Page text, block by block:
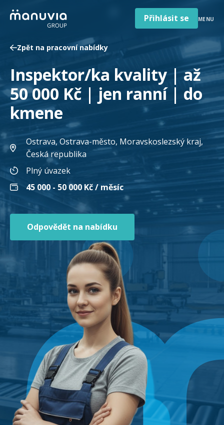
Pro firmy a zaměstnavatele
Čeština
Jazyk
Česká republika
Země
/
region
Přihlásit se MENU
Zpět na pracovní nabídky
Inspektor/ka kvality | až
50 000 Kč | jen ranní | do
kmene
Ostrava, Ostrava-město, Moravskoslezský kraj,
Česká republika
Plný úvazek
45 000 - 50 000 Kč / měsíc
Odpovědět na nabídku